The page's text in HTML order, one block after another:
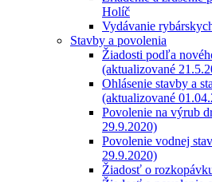
Holíč
Vydávanie
Stavby a povolenia
Žiadosti podľa
(aktualizované
Ohlásenie stavby a
(aktualizované
Povolenie na výrub
29.9.2020)
Povolenie vodnej
29.9.2020)
Žiadosť o